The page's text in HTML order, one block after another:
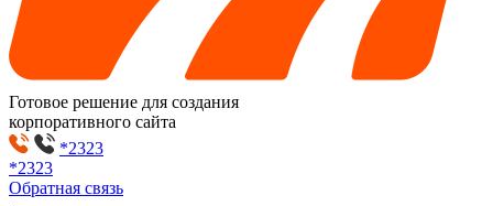
Готовое решение для создания
корпоративного сайта
*2323
*2323
Обратная связь